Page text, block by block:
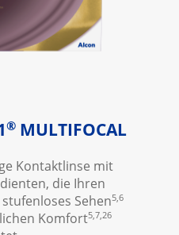
® MULTIFOCAL
Kontaktlinse mit
die Ihren
Sehen5,6
Komfort5,7,26